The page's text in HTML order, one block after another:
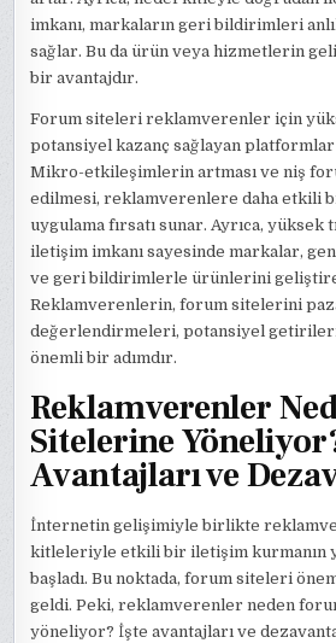
imkanı, markaların geri bildirimleri
sağlar. Bu da ürün veya hizmetlerin
bir avantajdır.
Forum siteleri reklamverenler için
potansiyel kazanç sağlayan
Mikro-etkileşimlerin artması ve niş
edilmesi, reklamverenlere daha etkili
uygulama fırsatı sunar. Ayrıca,
iletişim imkanı sayesinde markalar,
ve geri bildirimlerle ürünlerini
Reklamverenlerin, forum sitelerini
değerlendirmeleri, potansiyel
önemli bir adımdır.
Reklamverenler
Sitelerine
Avantajları ve
İnternetin gelişimiyle birlikte
kitleleriyle etkili bir iletişim kurmanın
başladı. Bu noktada, forum siteleri
geldi. Peki, reklamverenler neden
yöneliyor? İşte avantajları ve